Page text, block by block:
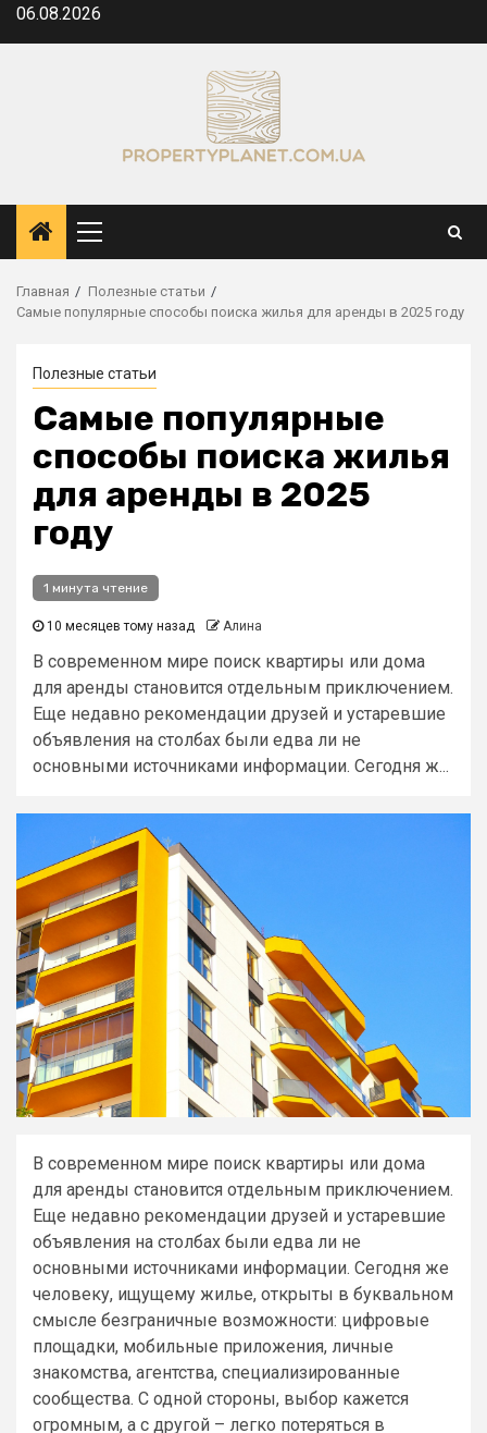
Перейти
06.08.2026
Основное
меню
Главная
Полезные статьи
Самые популярные способы поиска жилья для аренды в 2025 году
Полезные статьи
Самые популярные
способы поиска жилья
для аренды в 2025
году
1 минута чтение
10 месяцев тому назад Алина
В современном мире поиск квартиры или дома
для аренды становится отдельным приключением.
Еще недавно рекомендации друзей и устаревшие
объявления на столбах были едва ли не
основными источниками информации. Сегодня ж...
В современном мире поиск квартиры или дома
для аренды становится отдельным приключением.
Еще недавно рекомендации друзей и устаревшие
объявления на столбах были едва ли не
основными источниками информации. Сегодня же
человеку, ищущему жилье, открыты в буквальном
смысле безграничные возможности: цифровые
площадки, мобильные приложения, личные
знакомства, агентства, специализированные
сообщества. С одной стороны, выбор кажется
огромным, а с другой – легко потеряться в